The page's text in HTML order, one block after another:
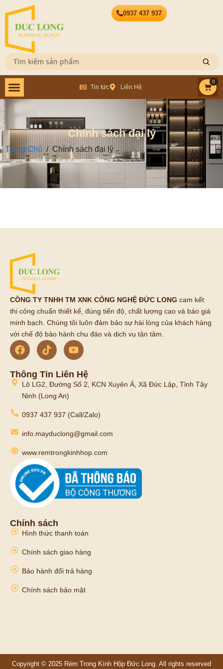
0937 437 937
Tin tức Liên Hệ
0
Chính sách đại lý
Trang Chủ / Chính sách đại lý
CÔNG TY TNHH TM XNK CÔNG NGHỆ ĐỨC LONG cam kết
thi công chuẩn thiết kế, đúng tiến độ, chất lượng cao và báo giá
minh bạch. Chúng tôi luôn đảm bảo sự hài lòng của khách hàng
với chế độ bảo hành chu đáo và dịch vụ tận tâm.
Thông Tin Liên Hệ
Lô LG2, Đường Số 2, KCN Xuyên Á, Xã Đức Lập, Tỉnh Tây
Ninh (Long An)
0937 437 937 (Call/Zalo)
info.mayduclong@gmail.com
www.remtrongkinhhop.com
Chính sách
Hình thức thanh toán
Chính sách giao hàng
Bảo hành đổi trả hàng
Chính sách bảo mật
Copyright © 2025 Rèm Trong Kính Hộp Đức Long. All rights reserved